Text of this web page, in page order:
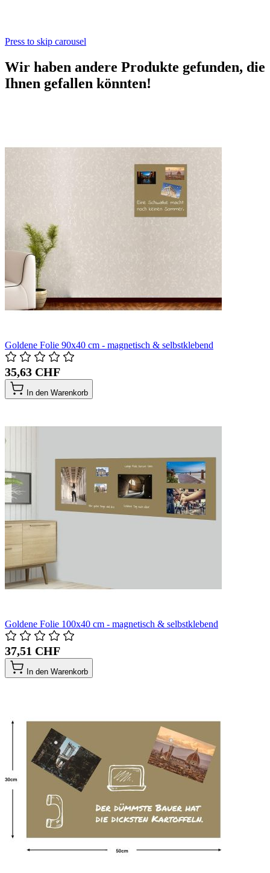
Press to skip carousel
Wir haben andere Produkte gefunden, die
Ihnen gefallen könnten!
Goldene Folie 90x40 cm - magnetisch & selbstklebend
35,63 CHF
In den Warenkorb
Goldene Folie 100x40 cm - magnetisch & selbstklebend
37,51 CHF
In den Warenkorb